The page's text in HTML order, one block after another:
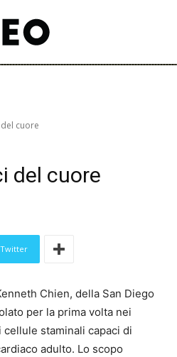
cuore
del cuore
Twitter
Chien, della San Diego
per la prima volta nei
staminali capaci di
adulto. Lo scopo